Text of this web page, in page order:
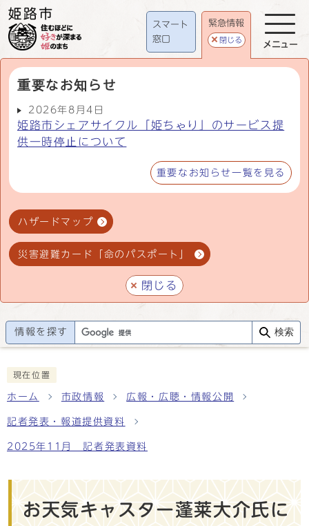
スマート
窓口
緊急情報
閉じる
重要なお知らせ
2026年8月4日
姫路市シェアサイクル「姫ちゃり」のサービス提
供一時停止について
重要なお知らせ一覧を見る
ハザードマップ
災害避難カード「命のパスポート」
閉じる
メニュー
情報を探す 検索
現在位置
ホーム 市政情報 広報・広聴・情報公開
記者発表・報道提供資料
2025年11月 記者発表資料
お天気キャスター蓬莱大介氏に